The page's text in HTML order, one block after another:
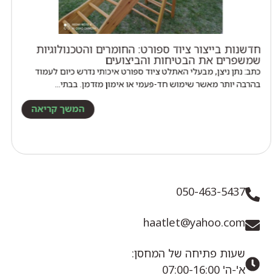
טווינה – אמנות הטיפול בצ'י / הדר צחר
TUI=למשוך NA=לתפוס מרידיאנים = רשת מסועפת של ערוצי
אנרגיה, החוצים את הגוף לאורך ולרוחב, ואשר בהם זורם הצ'י.. תעלות
הצ'י…
המשך קריאה
050-463-5437
haatlet@yahoo.com
שעות פתיחה של המחסן:
א'-ה' 07:00-16:00